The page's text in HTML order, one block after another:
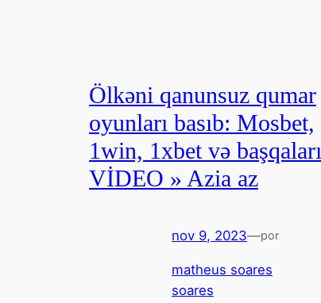
Ölkəni qanunsuz qumar
oyunları basıb: Mosbet,
1win, 1xbet və başqaları
VİDEO » Azia az
nov 9, 2023—por
matheus soares
soares